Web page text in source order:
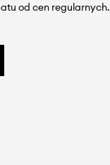
od cen regularnych.